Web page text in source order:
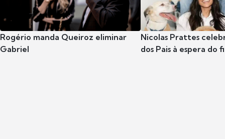
Rogério manda Queiroz eliminar
Gabriel
Nicolas Prattes
dos Pais à espera do